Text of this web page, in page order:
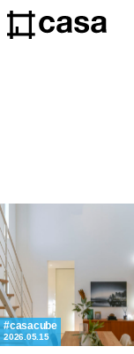
casacube
2026.05.15